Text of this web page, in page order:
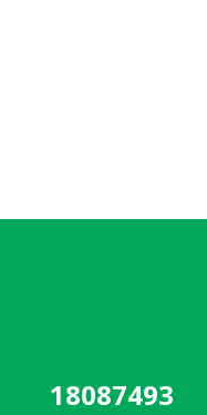
18087493